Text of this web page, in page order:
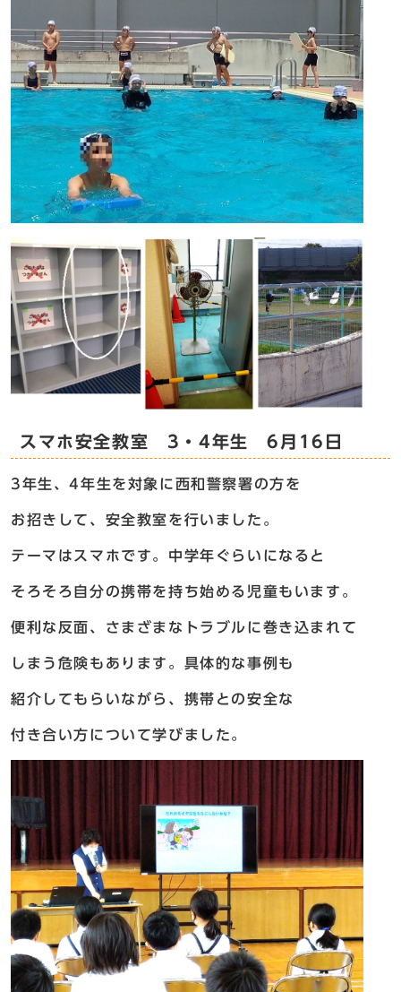
スマホ安全教室 3・4年生 6月16日
3年生、4年生を対象に西和警察署の方を
お招きして、安全教室を行いました。
テーマはスマホです。中学年ぐらいになると
そろそろ自分の携帯を持ち始める児童もいます。
便利な反面、さまざまなトラブルに巻き込まれて
しまう危険もあります。具体的な事例も
紹介してもらいながら、携帯との安全な
付き合い方について学びました。